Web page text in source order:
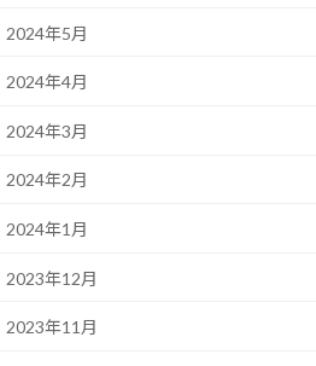
2024年5月
2024年4月
2024年3月
2024年2月
2024年1月
2023年12月
2023年11月